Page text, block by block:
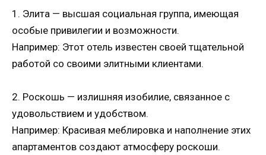
1. Элита — высшая социальная группа, имеющая
особые привилегии и возможности.
Например: Этот отель известен своей тщательной
работой со своими элитными клиентами.
2. Роскошь — излишняя изобилие, связанное с
удовольствием и удобством.
Например: Красивая меблировка и наполнение этих
апартаментов создают атмосферу роскоши.